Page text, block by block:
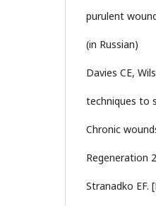
purulent
(in Russian)
Davies CE,
techniques to
Chronic
Regeneration
Stranadko EF.